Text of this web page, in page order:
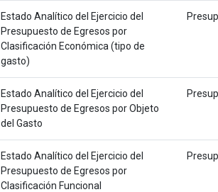
Estado Analítico del Ejercicio del
Presupuesto de Egresos por
Clasificación Económica (tipo de
gasto)
Estado Analítico del Ejercicio del
Presupuesto de Egresos por Objeto
del Gasto
Estado Analítico del Ejercicio del
Presupuesto de Egresos por
Clasificación Funcional